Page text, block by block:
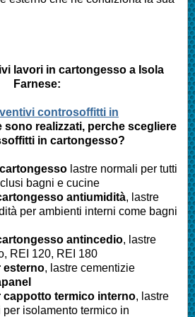
lavori in cartongesso a Isola
Farnese:
controsoffitti in
sono realizzati, perche scegliere
in cartongesso?
lastre normali per tutti
bagni e cucine
antiumidità, lastre
per ambienti interni come bagni
antincedio, lastre
REI 120, REI 180
esterno, lastre cementizie
termico interno, lastre
isolamento termico in